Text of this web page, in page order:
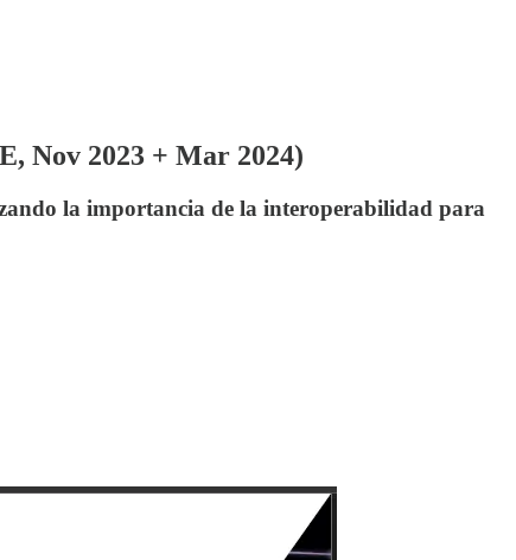
Nov 2023 + Mar 2024)
la importancia de la interoperabilidad para